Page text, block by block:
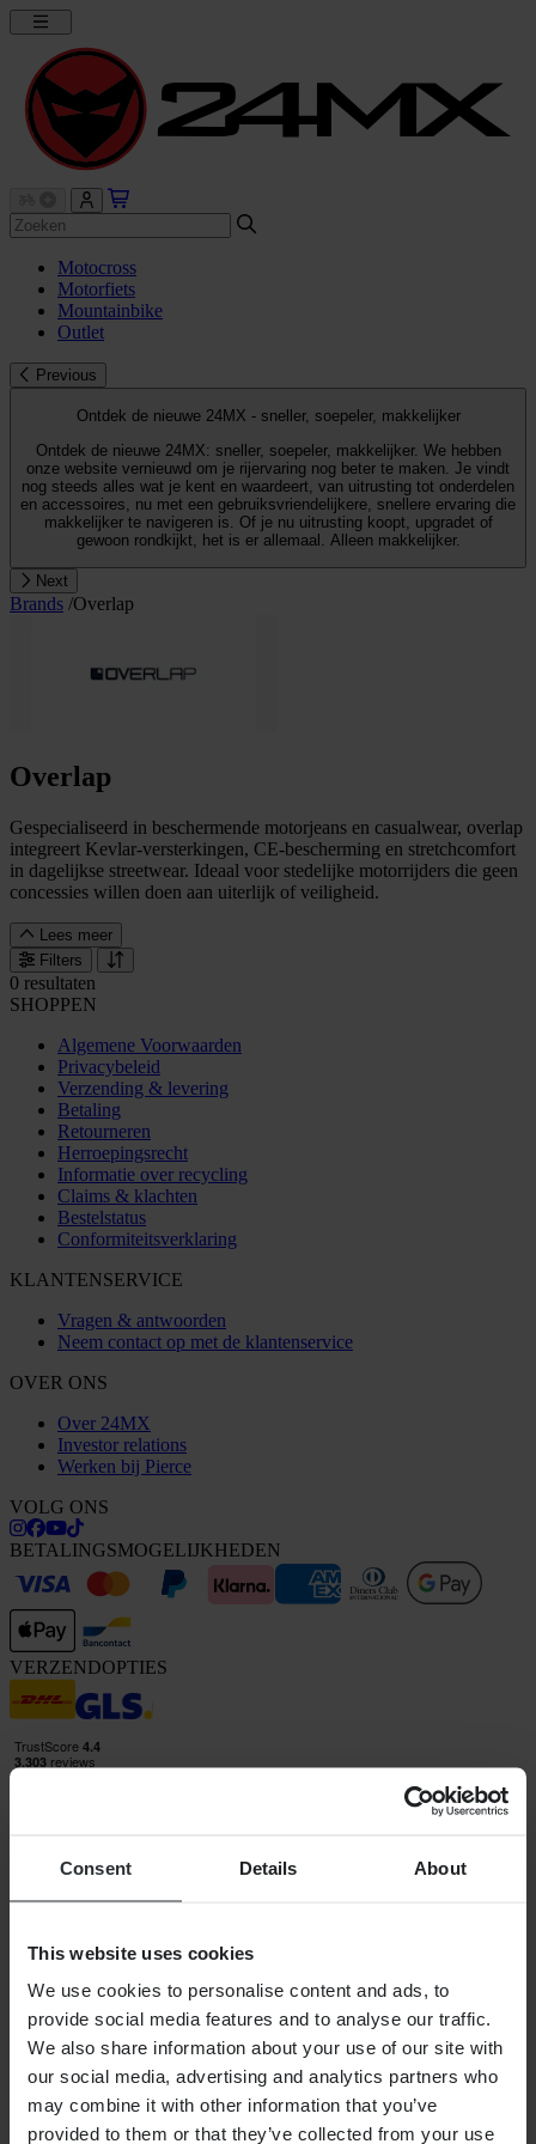
Consent Details About
This website uses cookies
We use cookies to personalise content and ads, to
provide social media features and to analyse our traffic.
We also share information about your use of our site with
our social media, advertising and analytics partners who
may combine it with other information that you’ve
provided to them or that they’ve collected from your use
Motocross
Motorfiets
Mountainbike
Outlet
Previous
Ontdek de nieuwe 24MX - sneller, soepeler, makkelijker
Ontdek de nieuwe 24MX: sneller, soepeler, makkelijker. We hebben
onze website vernieuwd om je rijervaring nog beter te maken. Je vindt
nog steeds alles wat je kent en waardeert, van uitrusting tot onderdelen
en accessoires, nu met een gebruiksvriendelijkere, snellere ervaring die
makkelijker te navigeren is. Of je nu uitrusting koopt, upgradet of
gewoon rondkijkt, het is er allemaal. Alleen makkelijker.
Next
Brands /Overlap
Overlap
Gespecialiseerd in beschermende motorjeans en casualwear, overlap
integreert Kevlar-versterkingen, CE-bescherming en stretchcomfort
in dagelijkse streetwear. Ideaal voor stedelijke motorrijders die geen
concessies willen doen aan uiterlijk of veiligheid.
Lees meer
Filters
0 resultaten
SHOPPEN
Algemene Voorwaarden
Privacybeleid
Verzending & levering
Betaling
Retourneren
Herroepingsrecht
Informatie over recycling
Claims & klachten
Bestelstatus
Conformiteitsverklaring
KLANTENSERVICE
Vragen & antwoorden
Neem contact op met de klantenservice
OVER ONS
Over 24MX
Investor relations
Werken bij Pierce
VOLG ONS
BETALINGSMOGELIJKHEDEN
VERZENDOPTIES
24MX is een onderdeel van Pierce Group AB
Handelsregister: Bolagsverket/Zweedse Kamer van Koophandel
Bedrijfsregistratienummer: 556763-1592
Gevolmachtigde vertegenwoordiger: Göran Dahlin
Btw-registratienummer: OSS VAT NO SE556763159201
SHOPPEN
Algemene Voorwaarden
Verzending & levering
Betaling